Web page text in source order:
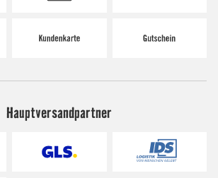
Hauptversandpartner